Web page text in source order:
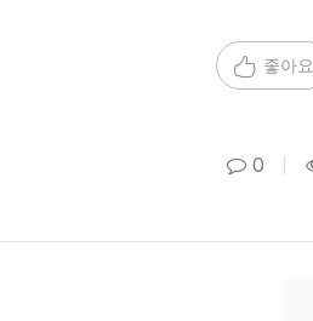
좋아요
0